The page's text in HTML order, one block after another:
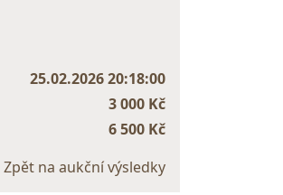
25.02.2026 20:18:00
3 000 Kč
6 500 Kč
Zpět na aukční výsledky